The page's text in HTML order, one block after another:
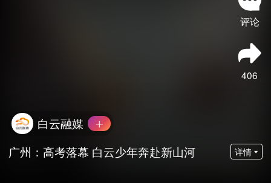
评论
406
白云融媒
广州：高考落幕 白云少年奔赴新山河
详情